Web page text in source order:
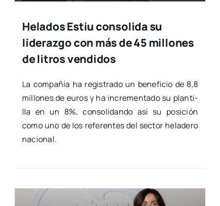
Helados Estiu consolida su
liderazgo con más de 45 millones
de litros vendidos
La com­pa­ñía ha regis­tra­do un bene­fi­cio de 8,8
millo­nes de euros y ha incre­men­ta­do su plan­ti­
lla en un 8%, con­so­li­dan­do así su posi­ción
como uno de los refe­ren­tes del sec­tor hela­de­ro
nacio­nal.